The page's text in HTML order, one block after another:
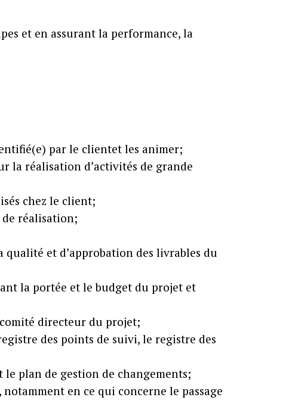
et en assurant la performance, la
par le clientet les animer;
la réalisation d’activités de grande
chez le client;
de réalisation;
qualité et d’approbation des livrables du
la portée et le budget du projet et
directeur du projet;
des points de suivi, le registre des
plan de gestion de changements;
en ce qui concerne le passage